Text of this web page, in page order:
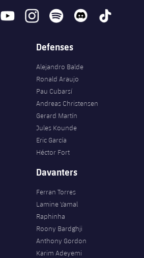
youtubeinstagramspotify discord tiktok
Defenses
Alejandro Balde
Ronald Araujo
Pau Cubarsí
Andreas Christensen
Gerard Martín
Jules Kounde
Eric García
Héctor Fort
Davanters
Ferran Torres
Lamine Yamal
Raphinha
Roony Bardghji
Anthony Gordon
Karim Adeyemi